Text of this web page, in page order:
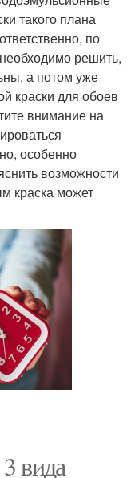
такого плана
по
решить,
а потом уже
краски для обоев
внимание на
особенно
возможности
краска может
вида